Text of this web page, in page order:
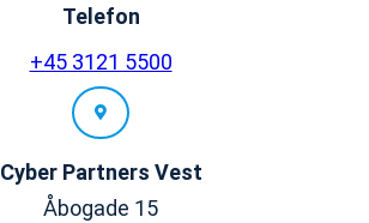
Telefon
+45 3121 5500
Cyber Partners Vest
Åbogade 15